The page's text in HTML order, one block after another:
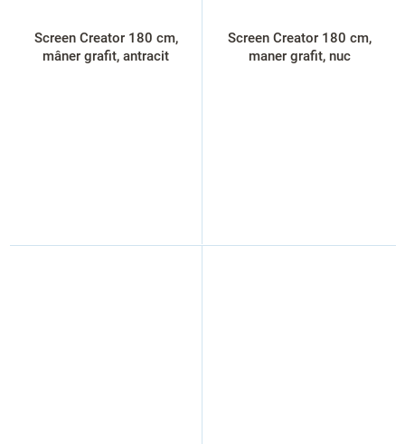
Screen Creator 180 cm,
mâner grafit, antracit
Screen Creator 180 cm,
maner grafit, nuc